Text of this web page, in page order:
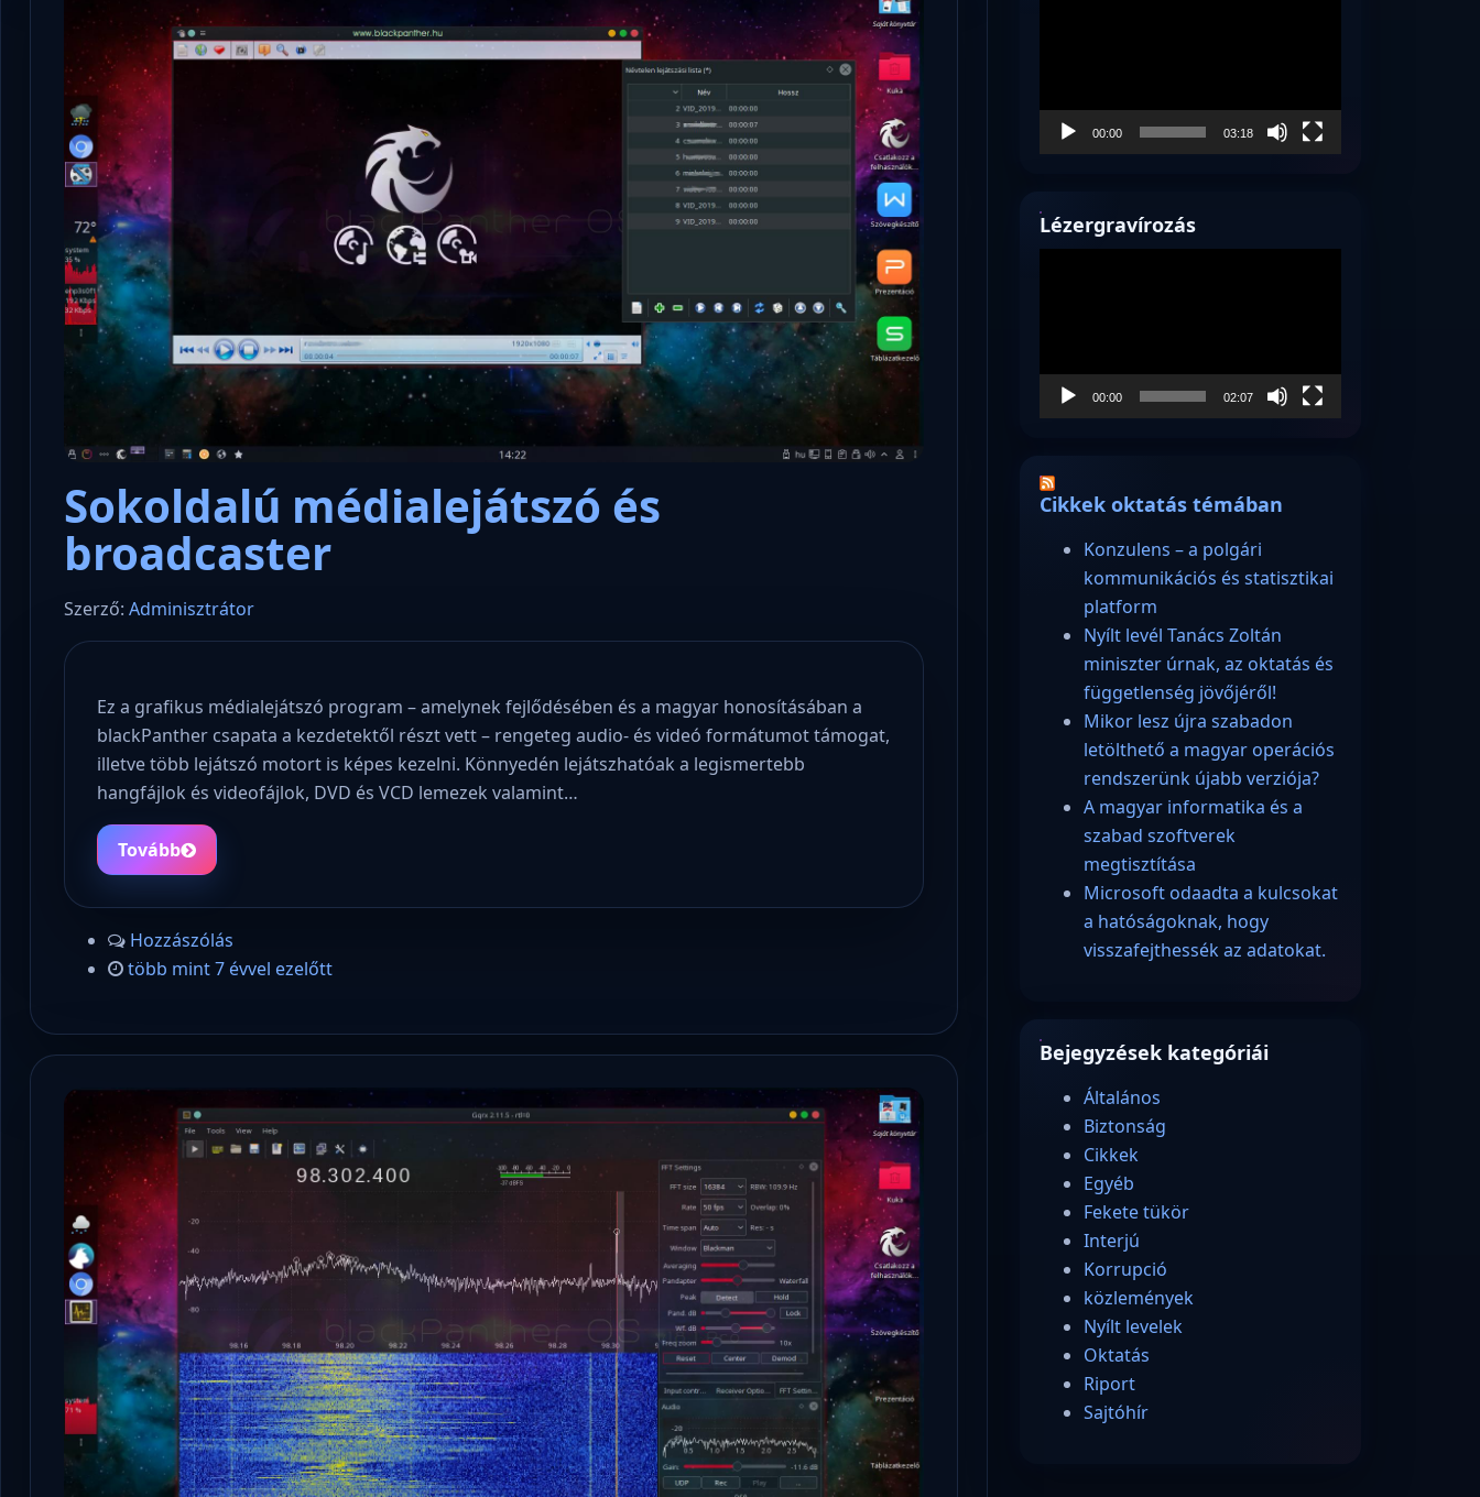
Sokoldalú médialejátszó és
broadcaster
Szerző: Adminisztrátor
Ez a grafikus médialejátszó program – amelynek fejlődésében és a magyar honosításában a
blackPanther csapata a kezdetektől részt vett – rengeteg audio- és videó formátumot támogat,
illetve több lejátszó motort is képes kezelni. Könnyedén lejátszhatóak a legismertebb
hangfájlok és videofájlok, DVD és VCD lemezek valamint…
Tovább
Hozzászólás
több mint 7 évvel ezelőtt
00:00 03:18
Lézergravírozás
00:00 02:07
Cikkek oktatás témában
Konzulens – a polgári
kommunikációs és statisztikai
platform
Nyílt levél Tanács Zoltán
miniszter úrnak, az oktatás és
függetlenség jövőjéről!
Mikor lesz újra szabadon
letölthető a magyar operációs
rendszerünk újabb verziója?
A magyar informatika és a
szabad szoftverek
megtisztítása
Microsoft odaadta a kulcsokat
a hatóságoknak, hogy
visszafejthessék az adatokat.
Bejegyzések kategóriái
Általános
Biztonság
Cikkek
Egyéb
Fekete tükör
Interjú
Korrupció
közlemények
Nyílt levelek
Oktatás
Riport
Sajtóhír